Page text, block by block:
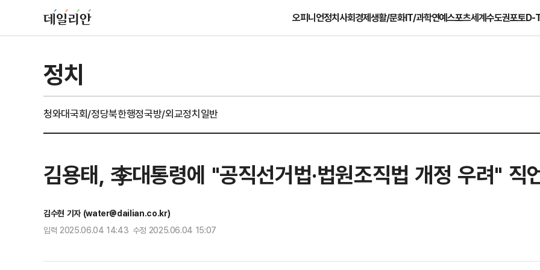
오피니언정치사회경제생활/문화IT/과학연예스포츠세계수도권포토D-
정치
청와대국회/정당북한행정국방/외교정치일반
김용태, 李대통령에 "공직선거법·법원조직법 개정 우려" 직
김수현 기자 (water@dailian.co.kr)
입력 2025.06.04 14:43 수정 2025.06.04 15:07